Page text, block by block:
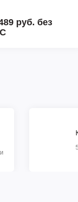
руб. без